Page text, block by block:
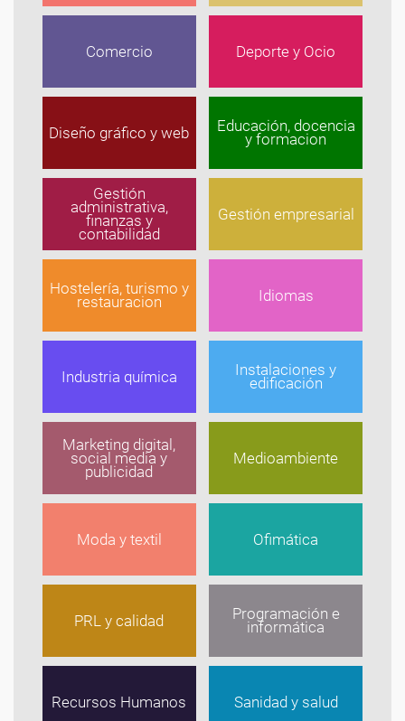
Comercio Deporte y Ocio
Diseño gráfico y web Educación, docencia
y formacion
Gestión
administrativa,
finanzas y
contabilidad
Gestión empresarial
Hostelería, turismo y
restauracion Idiomas
Industria química Instalaciones y
edificación
Marketing digital,
social media y
publicidad
Medioambiente
Moda y textil Ofimática
PRL y calidad Programación e
informática
Recursos Humanos Sanidad y salud